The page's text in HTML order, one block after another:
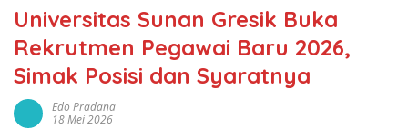
Universitas Sunan Gresik Buka
Rekrutmen Pegawai Baru 2026,
Simak Posisi dan Syaratnya
Edo Pradana
18 Mei 2026